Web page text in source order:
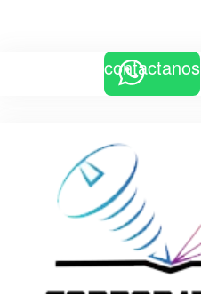
contactanos